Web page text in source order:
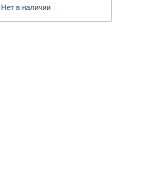
Нет в наличии